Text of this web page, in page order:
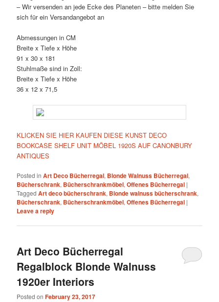
– Wir versenden an jede Ecke des Planeten – bitte melden Sie
sich für ein Versandangebot an
Abmessungen in CM
Breite x Tiefe x Höhe
91 x 30 x 181
Stuhlmaße sind in Zoll:
Breite x Tiefe x Höhe
36 x 12 x 71,5
KLICKEN SIE HIER KAUFEN DIESE KUNST DECO
BOOKCASE SHELF UNIT MÖBEL 1920S AUF CANONBURY
ANTIQUES
Posted in Art Deco Bücherregal, Blonde Walnuss Bücherregal,
Bücherschrank, Bücherschrankmöbel,Offenes Bücherregal |
Tagged Art deco bücherschrank, Blonde walnuss bücherschrank,
Bücherschrank, Bücherschrankmöbel,Offenes Bücherregal |
Leave a reply
Art Deco Bücherregal
Regalblock Blonde Walnuss
1920er Interiors
Posted onFebruary 23, 2017